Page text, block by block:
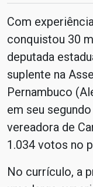
Com
conquistou 30
deputada
suplente na
Pernambuco
em seu
vereadora de
1.034 votos no
No currículo, a